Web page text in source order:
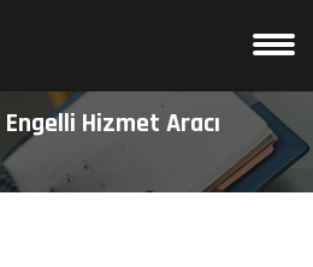
Engelli Hizmet Aracı